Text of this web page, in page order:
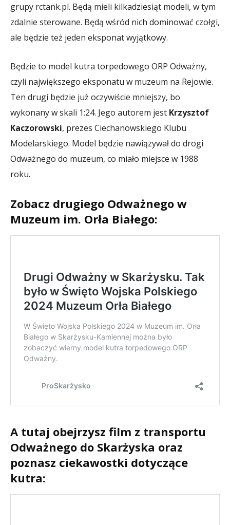
grupy rctank.pl. Będą mieli kilkadziesiąt modeli, w tym
zdalnie sterowane. Będą wśród nich dominować czołgi,
ale będzie też jeden eksponat wyjątkowy.
Będzie to model kutra torpedowego ORP Odważny,
czyli największego eksponatu w muzeum na Rejowie.
Ten drugi będzie już oczywiście mniejszy, bo
wykonany w skali 1:24. Jego autorem jest Krzysztof
Kaczorowski, prezes Ciechanowskiego Klubu
Modelarskiego. Model będzie nawiązywał do drogi
Odważnego do muzeum, co miało miejsce w 1988
roku.
Zobacz drugiego Odważnego w
Muzeum im. Orła Białego:
A tutaj obejrzysz film z transportu
Odważnego do Skarżyska oraz
poznasz ciekawostki dotyczące
kutra: